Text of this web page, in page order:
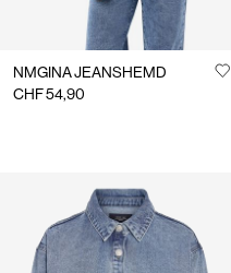
NMGINA JEANSHEMD
CHF 54,90